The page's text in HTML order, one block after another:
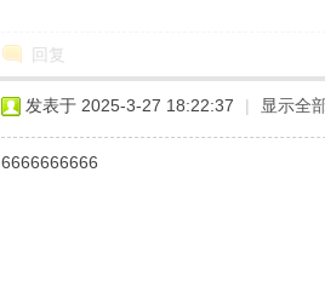
回复
发表于 2025-3-27 18:22:37 | 显示全
6666666666